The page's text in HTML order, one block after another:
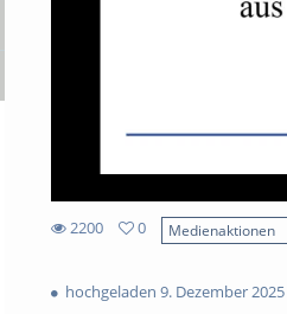
2200
views
0
Medienaktionen
hochgeladen 9. Dezember 2025